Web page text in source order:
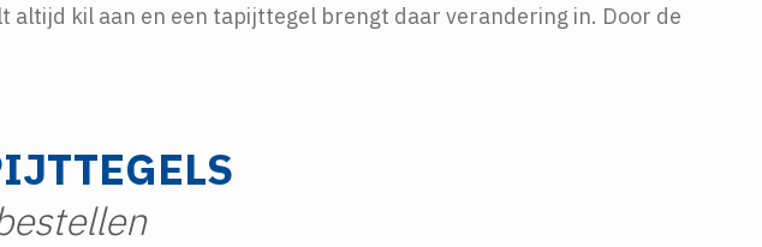
kil aan en een tapijttegel brengt daar verandering in. Door de